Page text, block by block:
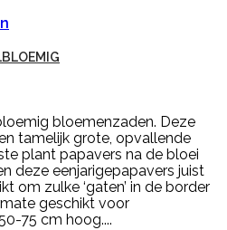
bloemenzaden. Deze
tamelijk grote, opvallende
plant papavers na de bloei
deze eenjarigepapavers juist
om zulke ‘gaten’ in de border
geschikt voor
75 cm hoog....